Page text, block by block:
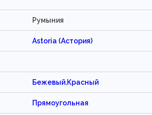
Румыния
Astoria (Астория)
Бежевый,Красный
Прямоугольная